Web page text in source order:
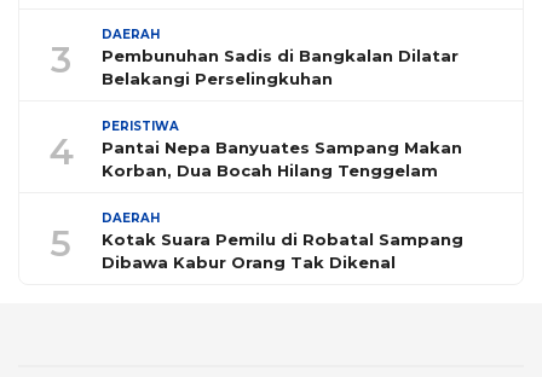
3
DAERAH
Pembunuhan Sadis di Bangkalan Dilatar
Belakangi Perselingkuhan
4
PERISTIWA
Pantai Nepa Banyuates Sampang Makan
Korban, Dua Bocah Hilang Tenggelam
5
DAERAH
Kotak Suara Pemilu di Robatal Sampang
Dibawa Kabur Orang Tak Dikenal